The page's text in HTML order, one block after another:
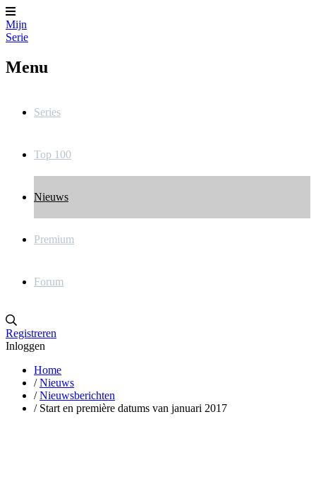
Mijn
Serie
Menu
Series
Top 100
Nieuws
Premium
Forum
Registreren
Inloggen
Home
/ Nieuws
/ Nieuwsberichten
/ Start en première datums van januari 2017